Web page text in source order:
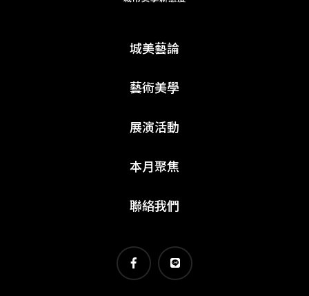
城美藝論
藝術美學
展演活動
本月聚焦
聯絡我們